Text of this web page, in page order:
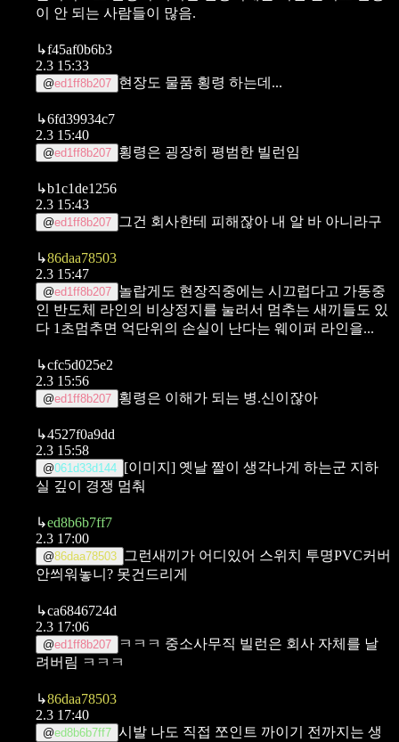
이 안 되는 사람들이 많음.
↳f45af0b6b3
2.3 15:33
@ed1ff8b207 현장도 물품 횡령 하는데...
↳6fd39934c7
2.3 15:40
@ed1ff8b207 횡령은 굉장히 평범한 빌런임
↳b1c1de1256
2.3 15:43
@ed1ff8b207 그건 회사한테 피해잖아 내 알 바 아니라구
↳86daa78503
2.3 15:47
@ed1ff8b207 놀랍게도 현장직중에는 시끄럽다고 가동중
인 반도체 라인의 비상정지를 눌러서 멈추는 새끼들도 있
다 1초멈추면 억단위의 손실이 난다는 웨이퍼 라인을...
↳cfc5d025e2
2.3 15:56
@ed1ff8b207 횡령은 이해가 되는 병.신이잖아
↳4527f0a9dd
2.3 15:58
@061d33d144 [이미지] 옛날 짤이 생각나게 하는군 지하
실 깊이 경쟁 멈춰
↳ed8b6b7ff7
2.3 17:00
@86daa78503 그런새끼가 어디있어 스위치 투명PVC커버
안씌워놓니? 못건드리게
↳ca6846724d
2.3 17:06
@ed1ff8b207
ㅋㅋㅋ 중소사무직 빌런은 회사 자체를 날
려버림 ㅋㅋㅋ
↳86daa78503
2.3 17:40
@ed8b6b7ff7 시발 나도 직접 쪼인트 까이기 전까지는 생